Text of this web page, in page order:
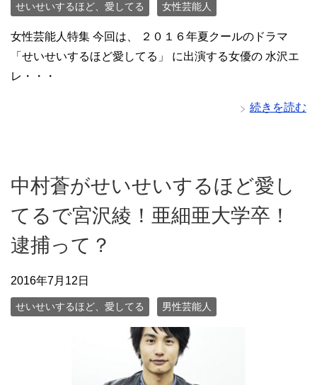
せいせいするほど、愛してる 女性芸能人
女性芸能人特集 今回は、 ２０１６年夏クールのドラマ
「せいせいするほど愛してる」 に出演する女優の 水沢エ
レ・・・
続きを読む
中村蒼がせいせいするほど愛し
てるで宮沢綾！亜細亜大学卒！
逮捕って？
2016年7月12日
せいせいするほど、愛してる 男性芸能人